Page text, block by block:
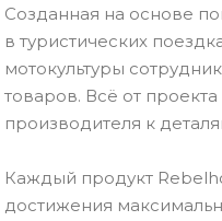
Созданная на основе
в туристических
мотокультуры
товаров. Всё от
производителя к
Каждый продукт
достижения